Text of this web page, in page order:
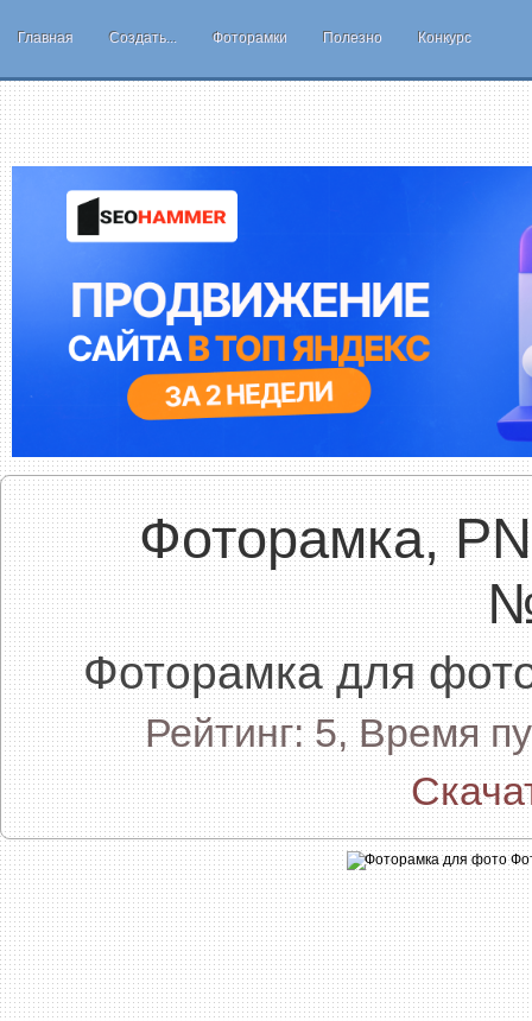
Главная Создать... Фоторамки Полезно Конкурс
Фоторамка,
Фоторамка для
Рейтинг: 5, Время